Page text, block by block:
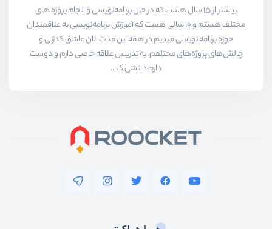
بیشتر از ۱۵ سال هست که در حال برنامه‌نویسی و انجام پروژه های
مختلف هستم و ۱۰ سالی هست که آموزش برنامه‌نویسی به علاقمندان
حوزه برنامه نویسی میدیم در همه این مدت الان عاشق کدزنی و
چالش‌های پروژه‌های مختلفم. به تدریس علاقه خاصی دارم و دوست
دارم دانشی ک...